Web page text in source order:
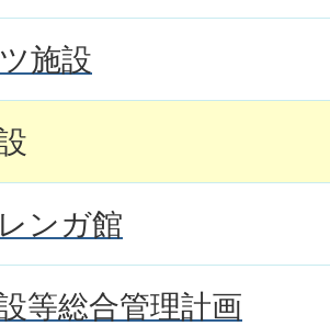
施設
ンガ館
等総合管理計画